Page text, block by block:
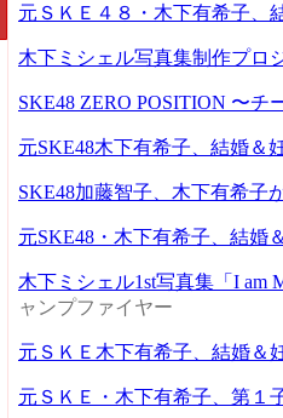
元ＳＫＥ４８・木下有希子、
木下ミシェル写真集制作プロ
SKE48 ZERO POSITION 〜
元SKE48木下有希子、結婚＆
SKE48加藤智子、木下有希子
元SKE48・木下有希子、結婚
木下ミシェル1st写真集「I am
ャンプファイヤー
元ＳＫＥ木下有希子、結婚＆
元ＳＫＥ・木下有希子、第１